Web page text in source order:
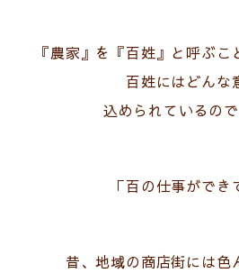
『農家』を『百姓』と呼ぶこ
百姓にはどんな
込められているの
「百の仕事ができ
昔、地域の商店街には色